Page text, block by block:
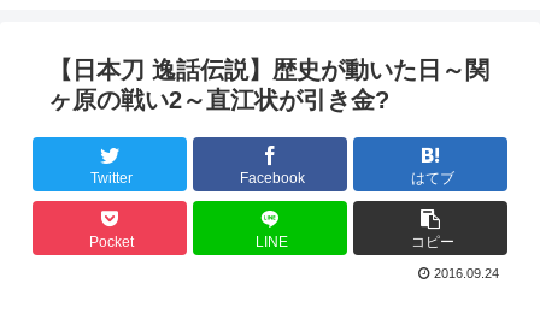
【日本刀 逸話伝説】歴史が動いた日～関
ヶ原の戦い2～直江状が引き金?
Twitter Facebook はてブ
Pocket LINE コピー
2016.09.24